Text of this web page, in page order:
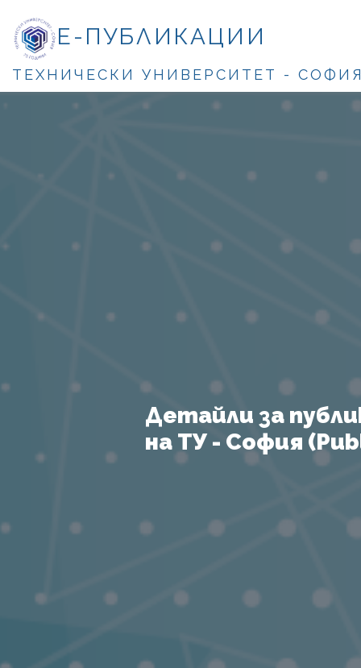
Е-ПУБЛИКАЦИИ
ТЕХНИЧЕСКИ УНИВЕРСИТЕТ -
Детайли за
на ТУ - София